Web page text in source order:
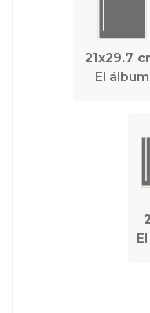
21x29.7
El álbum